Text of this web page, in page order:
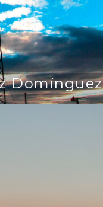
Domínguez